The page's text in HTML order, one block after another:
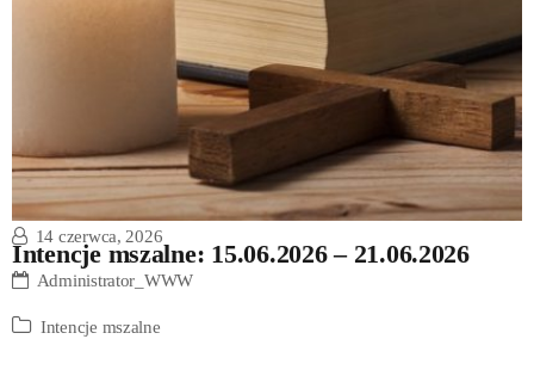
Intencje mszalne: 15.06.2026 – 21.06.2026
14 czerwca, 2026
Administrator_WWW
Intencje mszalne